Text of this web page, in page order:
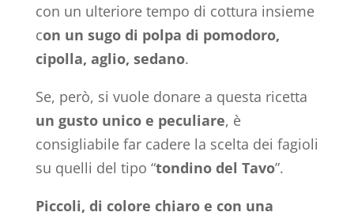
con un ulteriore tempo di cottura insieme
con un sugo di polpa di pomodoro,
cipolla, aglio, sedano.
Se, però, si vuole donare a questa ricetta
un gusto unico e peculiare, è
consigliabile far cadere la scelta dei fagioli
su quelli del tipo “tondino del Tavo”.
Piccoli, di colore chiaro e con una